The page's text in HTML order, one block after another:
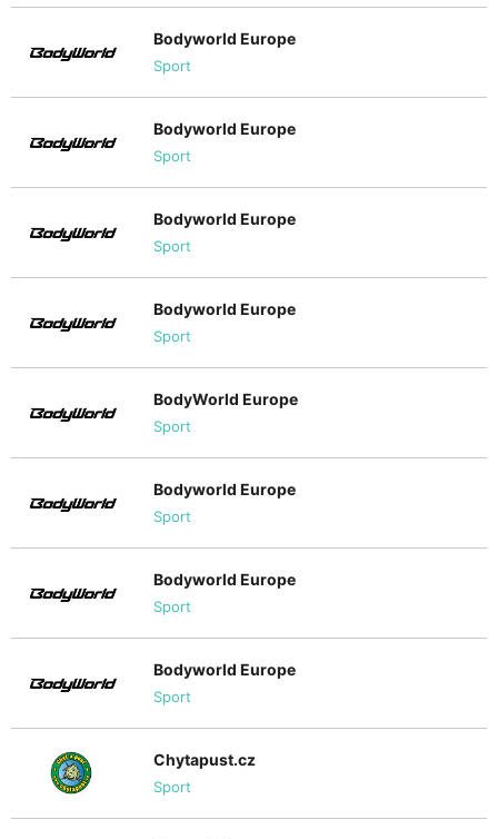
Bodyworld Europe
Sport
Bodyworld Europe
Sport
Bodyworld Europe
Sport
Bodyworld Europe
Sport
BodyWorld Europe
Sport
Bodyworld Europe
Sport
Bodyworld Europe
Sport
Bodyworld Europe
Sport
Chytapust.cz
Sport